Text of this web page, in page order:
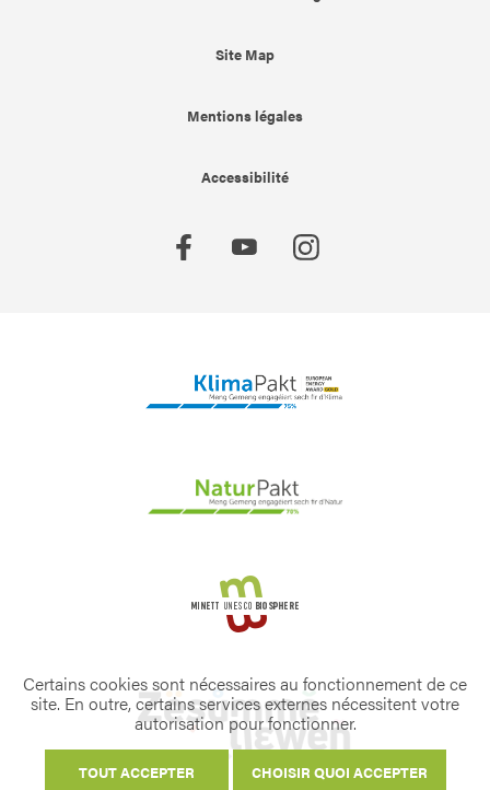
Site Map
Mentions légales
Accessibilité
Certains cookies sont nécessaires au fonctionnement de ce
site. En outre, certains services externes nécessitent votre
autorisation pour fonctionner.
TOUT ACCEPTER CHOISIR QUOI ACCEPTER